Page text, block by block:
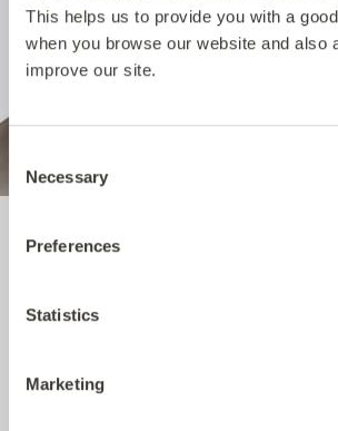
This helps us to provide you with a
when you browse our website and also
improve our site.
Selection
Necessary
Preferences
Statistics
Marketing
Quantum Guard
Die Krönung unseres Multiple